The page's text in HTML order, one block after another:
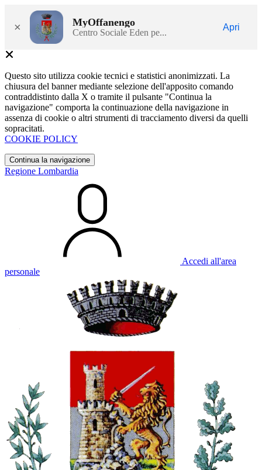
× MyOffanengo
Centro Sociale Eden pe...
Apri
Questo sito utilizza cookie tecnici e statistici anonimizzati. La
chiusura del banner mediante selezione dell'apposito comando
contraddistinto dalla X o tramite il pulsante "Continua la
navigazione" comporta la continuazione della navigazione in
assenza di cookie o altri strumenti di tracciamento diversi da quelli
sopracitati.
COOKIE POLICY
Continua la navigazione
Regione Lombardia
Accedi all'area
personale